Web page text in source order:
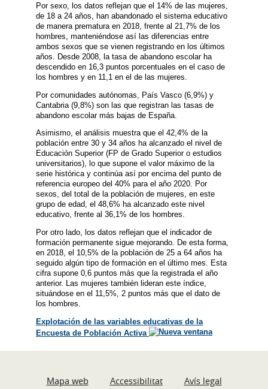
Por sexo, los datos reflejan que el 14% de las mujeres,
de 18 a 24 años, han abandonado el sistema educativo
de manera prematura en 2018, frente al 21,7% de los
hombres, manteniéndose así las diferencias entre
ambos sexos que se vienen registrando en los últimos
años. Desde 2008, la tasa de abandono escolar ha
descendido en 16,3 puntos porcentuales en el caso de
los hombres y en 11,1 en el de las mujeres.
Por comunidades autónomas, País Vasco (6,9%) y
Cantabria (9,8%) son las que registran las tasas de
abandono escolar más bajas de España.
Asimismo, el análisis muestra que el 42,4% de la
población entre 30 y 34 años ha alcanzado el nivel de
Educación Superior (FP de Grado Superior o estudios
universitarios), lo que supone el valor máximo de la
serie histórica y continúa así por encima del punto de
referencia europeo del 40% para el año 2020. Por
sexos, del total de la población de mujeres, en este
grupo de edad, el 48,6% ha alcanzado este nivel
educativo, frente al 36,1% de los hombres.
Por otro lado, los datos reflejan que el indicador de
formación permanente sigue mejorando. De esta forma,
en 2018, el 10,5% de la población de 25 a 64 años ha
seguido algún tipo de formación en el último mes. Esta
cifra supone 0,6 puntos más que la registrada el año
anterior. Las mujeres también lideran este índice,
situándose en el 11,5%, 2 puntos más que el dato de
los hombres.
Explotación de las variables educativas de la
Encuesta de Población Activa
Mapa web Accessibilitat Avís legal